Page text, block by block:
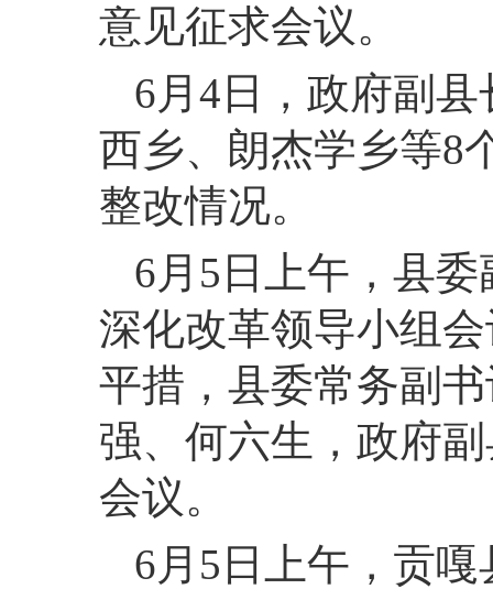
意见征求会议。
6月4日，政府副
西乡、朗杰学乡等8
整改情况。
6月5日上午，县
深化改革领导小组
平措，县委常务副
强、何六生，政府
会议。
6月5日上午，贡